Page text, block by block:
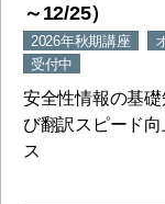
～12/25）
2026年秋期講座
受付中
安全性情報の基
び翻訳スピード
ス